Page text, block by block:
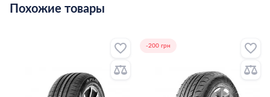
Похожие товары
-200 грн